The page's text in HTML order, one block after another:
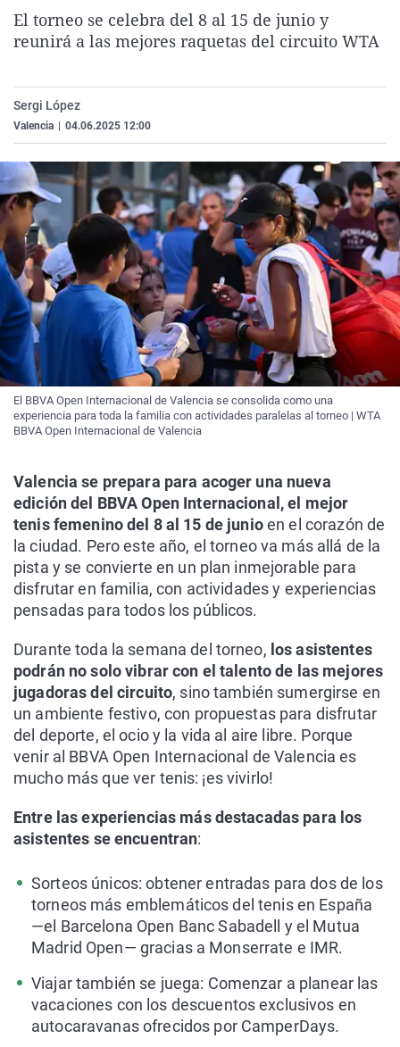
La rosa de los vientos
Gente viajera
Caso
Retornados
Extremadura
Galicia
País Vasco
Virales
Televisión
El torneo se celebra del 8 al 15 de junio y
reunirá a las mejores raquetas del circuito WTA
Sergi López
Valencia 04.06.2025 12:00
El BBVA Open Internacional de Valencia se consolida como una
experiencia para toda la familia con actividades paralelas al torneo | WTA
BBVA Open Internacional de Valencia
Valencia se prepara para acoger una nueva
edición del BBVA Open Internacional, el mejor
tenis femenino del 8 al 15 de junioen el corazón de
la ciudad. Pero este año, el torneo va más allá de la
pista y se convierte en un plan inmejorable para
disfrutar en familia, con actividades y experiencias
pensadas para todos los públicos.
Durante toda la semana del torneo, los asistentes
podrán no solo vibrar con el talento de las mejores
jugadoras del circuito, sino también sumergirse en
un ambiente festivo, con propuestas para disfrutar
del deporte, el ocio y la vida al aire libre. Porque
venir al BBVA Open Internacional de Valencia es
mucho más que ver tenis: ¡es vivirlo!
Entre las experiencias más destacadas para los
asistentes se encuentran:
Sorteos únicos: obtener entradas para dos de los
torneos más emblemáticos del tenis en España
—el Barcelona Open Banc Sabadell y el Mutua
Madrid Open— gracias a Monserrate e IMR.
Viajar también se juega: Comenzar a planear las
vacaciones con los descuentos exclusivos en
autocaravanas ofrecidos por CamperDays.